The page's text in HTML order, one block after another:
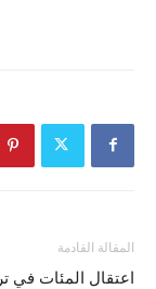
المقالة القادمة
اعتقال المئات في